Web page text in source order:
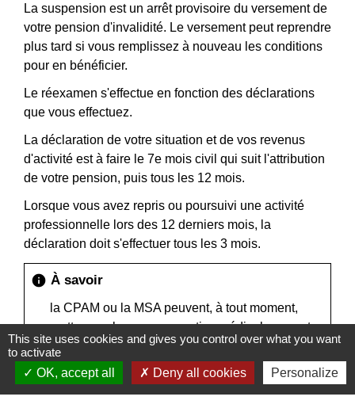
La suspension est un arrêt provisoire du versement de
votre pension d'invalidité. Le versement peut reprendre
plus tard si vous remplissez à nouveau les conditions
pour en bénéficier.
Le réexamen s'effectue en fonction des déclarations
que vous effectuez.
La déclaration de votre situation et de vos revenus
d'activité est à faire le 7e mois civil qui suit l'attribution
de votre pension, puis tous les 12 mois.
Lorsque vous avez repris ou poursuivi une activité
professionnelle lors des 12 derniers mois, la
déclaration doit s'effectuer tous les 3 mois.
info À savoir
la CPAM ou la MSA peuvent, à tout moment,
mettre en place une expertise médicale sur votre
capacité de gain (c'est-à-dire votre aptitude à
obtenir un revenu).
This site uses cookies and gives you control over what you want
to activate
OK, accept all
Deny all cookies Personalize